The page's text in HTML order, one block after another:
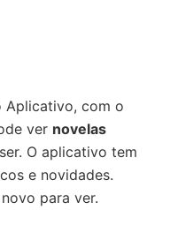
Aplicativo, com o
ver novelas
O aplicativo tem
e novidades.
para ver.